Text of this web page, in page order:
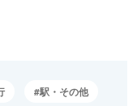
駅・その他